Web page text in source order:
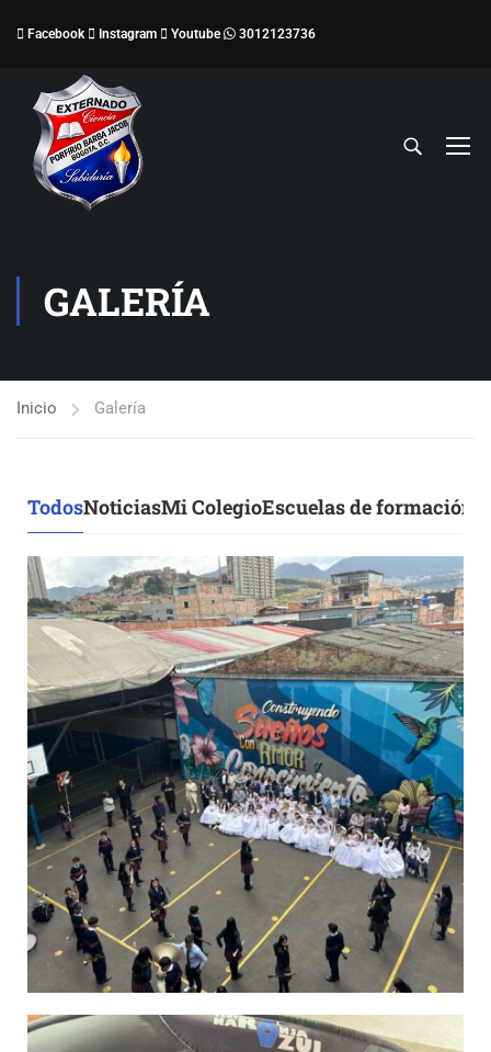
Facebook Instagram Youtube 3012123736
GALERÍA
Inicio Galería
TodosNoticiasMi ColegioEscuelas de formación